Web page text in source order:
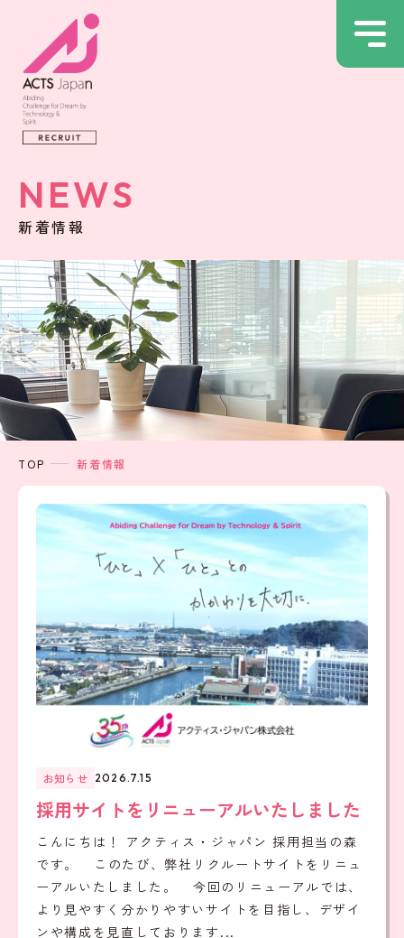
NEWS
新着情報
TOP 新着情報
お知らせ 2026.7.15
採用サイトをリニューアルいたしました
こんにちは！ アクティス・ジャパン 採用担当の森
です。 このたび、弊社リクルートサイトをリニュ
ーアルいたしました。 今回のリニューアルでは、
より見やすく分かりやすいサイトを目指し、デザイ
ンや構成を見直しております...